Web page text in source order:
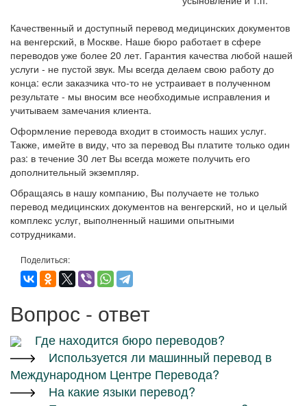
Качественный и доступный перевод медицинских документов
на венгерский, в Москве. Наше бюро работает в сфере
переводов уже более 20 лет. Гарантия качества любой нашей
услуги - не пустой звук. Мы всегда делаем свою работу до
конца: если заказчика что-то не устраивает в полученном
результате - мы вносим все необходимые исправления и
учитываем замечания клиента.
Оформление перевода входит в стоимость наших услуг.
Также, имейте в виду, что за перевод Вы платите только один
раз: в течение 30 лет Вы всегда можете получить его
дополнительный экземпляр.
Обращаясь в нашу компанию, Вы получаете не только
перевод медицинских документов на венгерский, но и целый
комплекс услуг, выполненный нашими опытными
сотрудниками.
Поделиться:
Вопрос - ответ
Где находится бюро переводов?
Используется ли машинный перевод в
Международном Центре Перевода?
На какие языки перевод?